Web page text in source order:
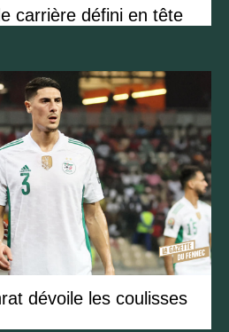
carrière défini en tête
dévoile les coulisses